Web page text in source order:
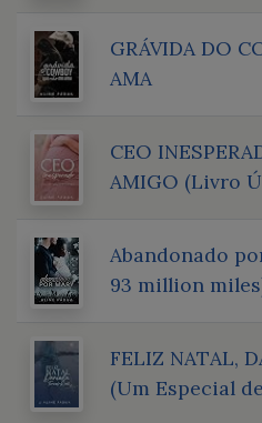
GRÁVIDA DO
AMA
CEO
AMIGO (Livro
Abandonado
93 million
FELIZ NATAL,
(Um Especial